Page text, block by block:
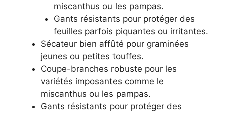
miscanthus ou les pampas.
Gants résistants pour protéger des
feuilles parfois piquantes ou irritantes.
Sécateur bien affûté pour graminées
jeunes ou petites touffes.
Coupe-branches robuste pour les
variétés imposantes comme le
miscanthus ou les pampas.
Gants résistants pour protéger des